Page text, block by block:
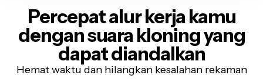
Percepat alur kerja kamu
dengansuara kloningyang
dapat diandalkan
Hemat waktu dan hilangkan kesalahan rekaman